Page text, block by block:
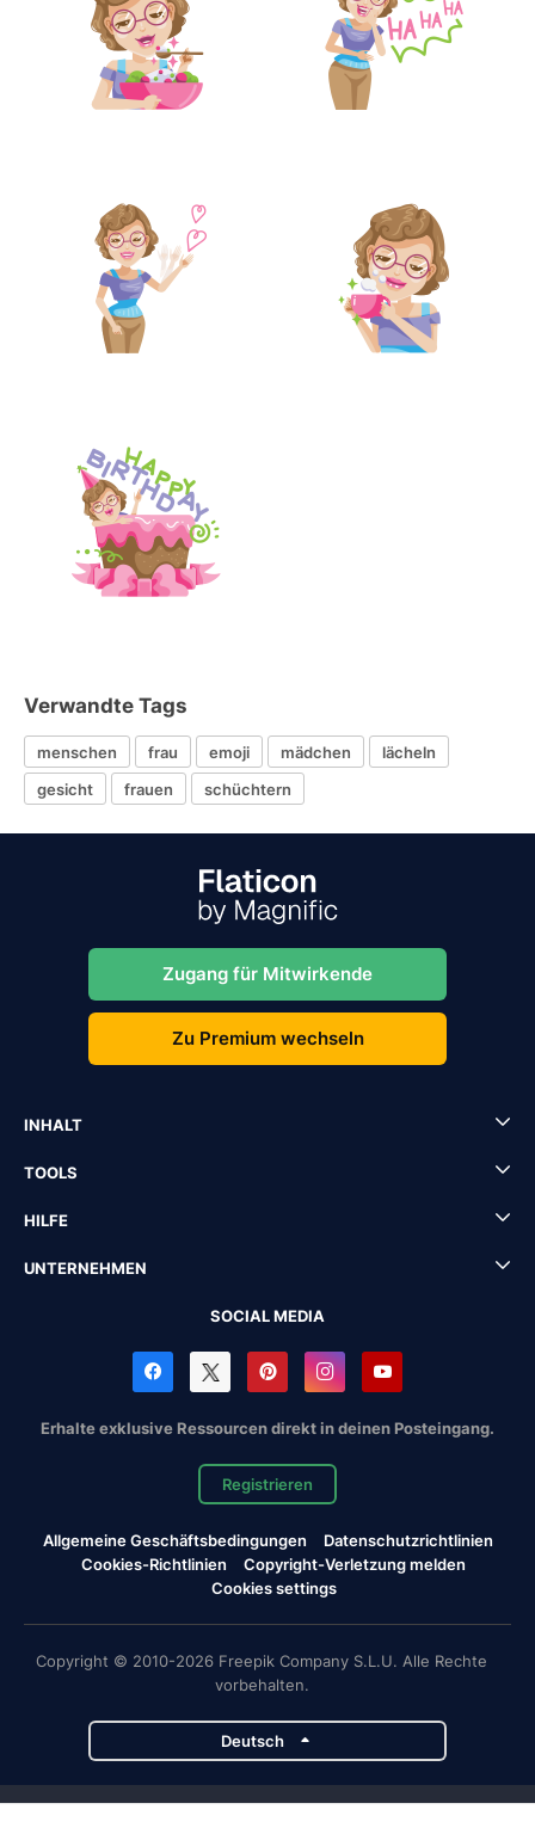
Verwandte Tags
menschen frau emoji mädchen
lächeln
gesicht
frauen schüchtern
Zugang für Mitwirkende
Zu Premium wechseln
INHALT
TOOLS
HILFE
UNTERNEHMEN
SOCIAL MEDIA
Erhalte exklusive Ressourcen direkt in deinen Posteingang.
Registrieren
Allgemeine Geschäftsbedingungen
Datenschutzrichtlinien
Cookies-Richtlinien
Copyright-Verletzung melden
Cookies settings
Copyright © 2010-2026 Freepik Company S.L.U. Alle Rechte
vorbehalten.
Deutsch